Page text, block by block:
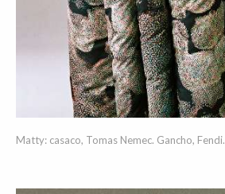
Matty: casaco, Tomas Nemec. Gancho, Fendi.